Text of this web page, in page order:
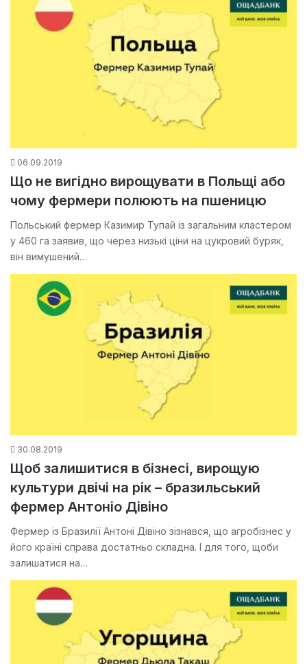
06.09.2019
Що не вигідно вирощувати в Польщі або
чому фермери полюють на пшеницю
Польський фермер Казимир Тупай із загальним кластером
у 460 га заявив, що через низькі ціни на цукровий буряк,
він вимушений…
30.08.2019
Щоб залишитися в бізнесі, вирощую
культури двічі на рік – бразильський
фермер Антоніо Дівіно
Фермер із Бразилії Антоні Дівіно зізнався, що агробізнес у
його країні справа достатньо складна. І для того, щоби
залишатися на…